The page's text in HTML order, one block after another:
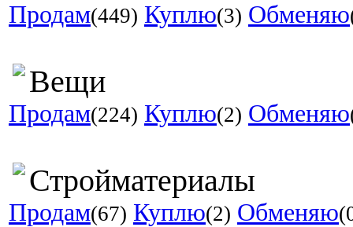
Продам(449) Куплю(3) Обменяю
Вещи
Продам(224) Куплю(2) Обменяю
Стройматериалы
Продам(67) Куплю(2) Обменяю